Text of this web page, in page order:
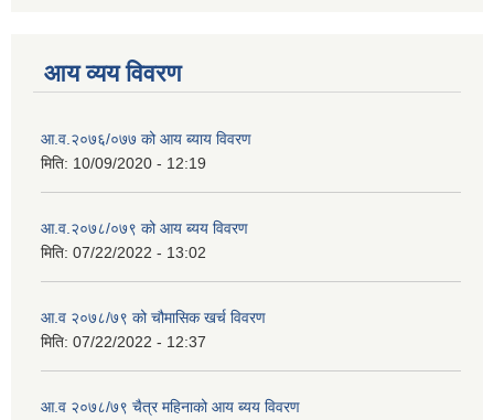
आय व्यय विवरण
आ.व.२०७६/०७७ को आय ब्याय विवरण
मिति: 10/09/2020 - 12:19
आ.व.२०७८/०७९ को आय ब्यय विवरण
मिति: 07/22/2022 - 13:02
आ.व २०७८/७९ को चौमासिक खर्च विवरण
मिति: 07/22/2022 - 12:37
आ.व २०७८/७९ चैत्र महिनाको आय ब्यय विवरण